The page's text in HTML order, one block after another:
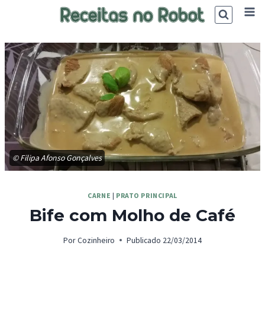
© Filipa Afonso Gonçalves
CARNE | PRATO PRINCIPAL
Bife com Molho de Café
Por Cozinheiro Publicado 22/03/2014